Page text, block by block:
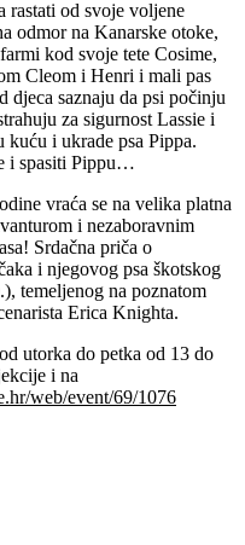
rastati od svoje voljene
odmor na Kanarske otoke,
kod svoje tete Cosime,
Cleom i Henri i mali pas
djeca saznaju da psi počinju
za sigurnost Lassie i
i ukrade psa Pippa.
i spasiti Pippu…
vraća se na velika platna
i nezaboravnim
Srdačna priča o
i njegovog psa škotskog
temeljenog na poznatom
Erica Knighta.
utorka do petka od 13 do
i na
web/event/69/1076